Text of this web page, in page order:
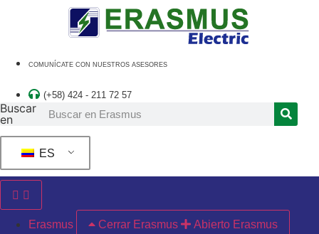
COMUNÍCATE CON NUESTROS ASESORES
(+58) 424 - 211 72 57
Buscar
en
ES
Erasmus Cerrar Erasmus Abierto Erasmus